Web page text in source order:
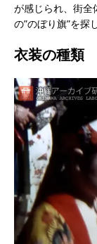
が感じられ、街全
の”のぼり旗”を探
衣装の種類